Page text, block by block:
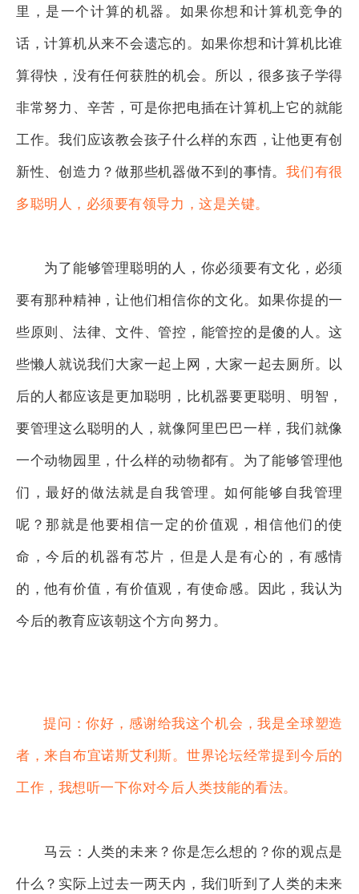
里，是一个计算的机器。如果你想和计算机竞争的
话，计算机从来不会遗忘的。如果你想和计算机比谁
算得快，没有任何获胜的机会。所以，很多孩子学得
非常努力、辛苦，可是你把电插在计算机上它的就能
工作。我们应该教会孩子什么样的东西，让他更有创
新性、创造力？做那些机器做不到的事情。我们有很
多聪明人，必须要有领导力，这是关键。
为了能够管理聪明的人，你必须要有文化，必须
要有那种精神，让他们相信你的文化。如果你提的一
些原则、法律、文件、管控，能管控的是傻的人。这
些懒人就说我们大家一起上网，大家一起去厕所。以
后的人都应该是更加聪明，比机器要更聪明、明智，
要管理这么聪明的人，就像阿里巴巴一样，我们就像
一个动物园里，什么样的动物都有。为了能够管理他
们，最好的做法就是自我管理。如何能够自我管理
呢？那就是他要相信一定的价值观，相信他们的使
命，今后的机器有芯片，但是人是有心的，有感情
的，他有价值，有价值观，有使命感。因此，我认为
今后的教育应该朝这个方向努力。
提问：你好，感谢给我这个机会，我是全球塑造
者，来自布宜诺斯艾利斯。世界论坛经常提到今后的
工作，我想听一下你对今后人类技能的看法。
马云：人类的未来？你是怎么想的？你的观点是
什么？实际上过去一两天内，我们听到了人类的未来